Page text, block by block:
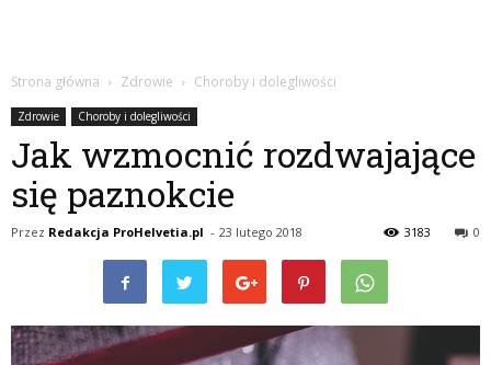
Strona główna Zdrowie Choroby i dolegliwości
Zdrowie Choroby i dolegliwości
Jak wzmocnić rozdwajające
się paznokcie
Przez Redakcja ProHelvetia.pl - 23 lutego 2018 0
3183